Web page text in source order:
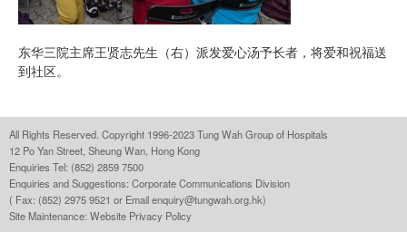
东华三院主席王贤志先生（右）派发爱心汤予长者，将爱和祝福送
到社区。
All Rights Reserved. Copyright 1996-2023 Tung Wah Group of Hospitals
12 Po Yan Street, Sheung Wan, Hong Kong
Enquiries Tel: (852) 2859 7500
Enquiries and Suggestions: Corporate Communications Division
( Fax: (852) 2975 9521 or Emailenquiry@tungwah.org.hk)
Site Maintenance: Website Privacy Policy